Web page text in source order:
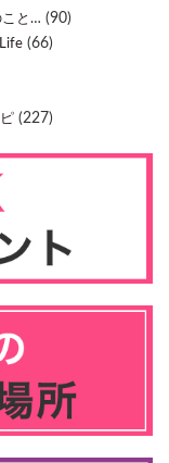
こと… (90)
(66)
(227)